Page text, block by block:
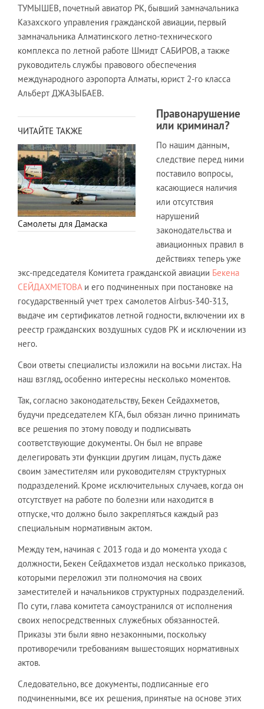
ТУМЫШЕВ, почетный авиатор РК, бывший замначальника
Казахского управления гражданской авиации, первый
замначальника Алматинского летно-технического
комплекса по летной работе Шмидт САБИРОВ, а также
руководитель службы правового обеспечения
международного аэропорта Алматы, юрист 2-го класса
Альберт ДЖАЗЫБАЕВ.
ЧИТАЙТЕ ТАКЖЕ
Самолеты для Дамаска
Правонарушение
или криминал?
По нашим данным,
следствие перед ними
поставило вопросы,
касающиеся наличия
или отсутствия
нарушений
законодательства и
авиационных правил в
действиях теперь уже
экс-председателя Комитета гражданской авиации Бекена
СЕЙДАХМЕТОВА и его подчиненных при постановке на
государственный учет трех самолетов Airbus-340-313,
выдаче им сертификатов летной годности, включении их в
реестр гражданских воздушных судов РК и исключении из
него.
Свои ответы специалисты изложили на восьми листах. На
наш взгляд, особенно интересны несколько моментов.
Так, согласно законодательству, Бекен Сейдахметов,
будучи председателем КГА, был обязан лично принимать
все решения по этому поводу и подписывать
соответствующие документы. Он был не вправе
делегировать эти функции другим лицам, пусть даже
своим заместителям или руководителям структурных
подразделений. Кроме исключительных случаев, когда он
отсутствует на работе по болезни или находится в
отпуске, что должно было закрепляться каждый раз
специальным нормативным актом.
Между тем, начиная с 2013 года и до момента ухода с
должности, Бекен Сейдахметов издал несколько приказов,
которыми переложил эти полномочия на своих
заместителей и начальников структурных подразделений.
По сути, глава комитета самоустранился от исполнения
своих непосредственных служебных обязанностей.
Приказы эти были явно незаконными, поскольку
противоречили требованиям вышестоящих нормативных
актов.
Следовательно, все документы, подписанные его
подчиненными, все их решения, принятые на основе этих